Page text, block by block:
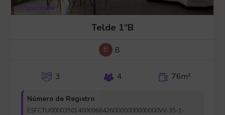
Telde 1ºB
B B
3 4 76m²
Número de Registro
ESFCTU0000350140009684260000000000000VV-35-1-